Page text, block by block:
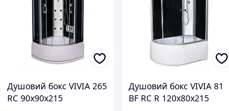
Душовий бокс VIVIA 265
RC 90х90х215
Душовий бокс VIVIA 81
BF RC R 120х80х215